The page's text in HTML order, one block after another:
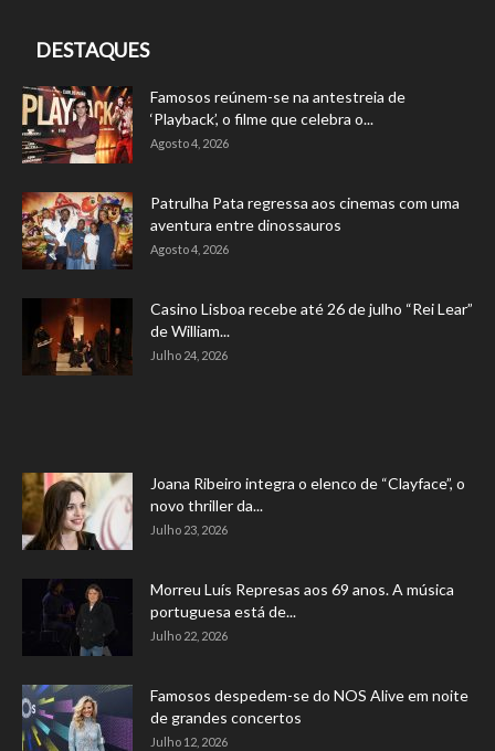
DESTAQUES
Famosos reúnem-se na antestreia de
‘Playback’, o filme que celebra o...
Agosto 4, 2026
Patrulha Pata regressa aos cinemas com uma
aventura entre dinossauros
Agosto 4, 2026
Casino Lisboa recebe até 26 de julho “Rei Lear”
de William...
Julho 24, 2026
Joana Ribeiro integra o elenco de “Clayface”, o
novo thriller da...
Julho 23, 2026
Morreu Luís Represas aos 69 anos. A música
portuguesa está de...
Julho 22, 2026
Famosos despedem-se do NOS Alive em noite
de grandes concertos
Julho 12, 2026